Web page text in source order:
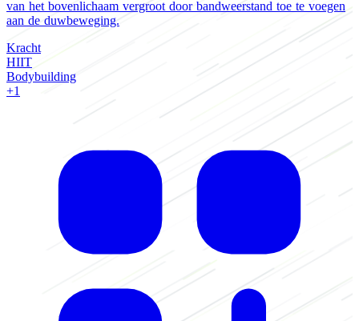
van het bovenlichaam vergroot door bandweerstand toe te voegen
aan de duwbeweging.
Kracht
HIIT
Bodybuilding
+1